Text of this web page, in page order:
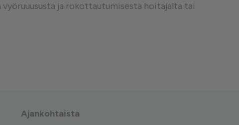
ja rokottautumisesta hoitajalta tai
Ajankohtaista